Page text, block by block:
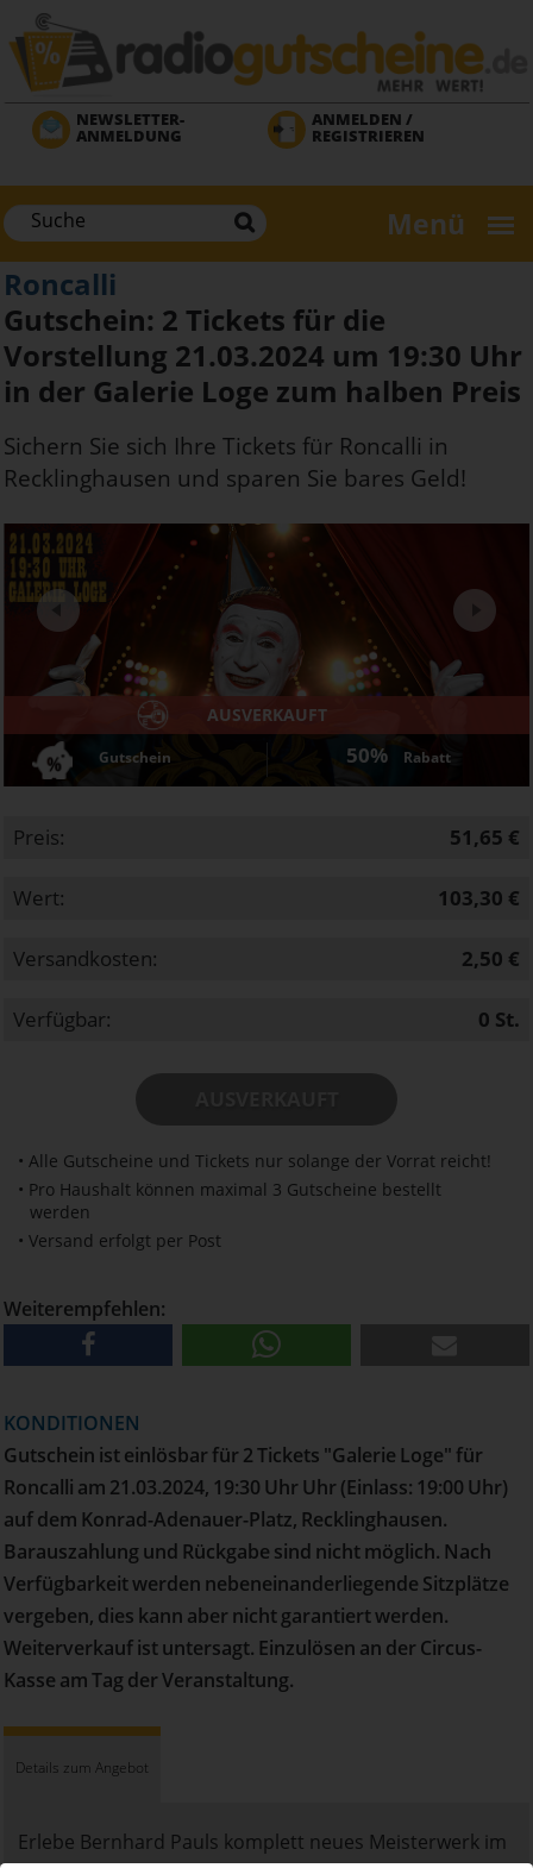
Direkt
zum
Inhalt
NEWSLETTER-
ANMELDUNG
ANMELDEN /
REGISTRIEREN
Menü
Roncalli
Gutschein: 2 Tickets für die
Vorstellung 21.03.2024 um 19:30 Uhr
in der Galerie Loge zum halben Preis
Sichern Sie sich Ihre Tickets für Roncalli in
Recklinghausen und sparen Sie bares Geld!
AUSVERKAUFT
Gutschein 50% Rabatt
Next
Preis: 51,65 €
Wert: 103,30 €
Versandkosten: 2,50 €
Verfügbar: 0 St.
• Alle Gutscheine und Tickets nur solange der Vorrat reicht!
• Pro Haushalt können maximal 3 Gutscheine bestellt
werden
• Versand erfolgt per Post
Weiterempfehlen:
KONDITIONEN
Gutschein ist einlösbar für 2 Tickets "Galerie Loge" für
Roncalli am 21.03.2024, 19:30 Uhr Uhr (Einlass: 19:00 Uhr)
auf dem Konrad-Adenauer-Platz, Recklinghausen.
Barauszahlung und Rückgabe sind nicht möglich. Nach
Verfügbarkeit werden nebeneinanderliegende Sitzplätze
vergeben, dies kann aber nicht garantiert werden.
Weiterverkauf ist untersagt. Einzulösen an der Circus-
Kasse am Tag der Veranstaltung.
Details zum Angebot
Erlebe Bernhard Pauls komplett neues Meisterwerk im